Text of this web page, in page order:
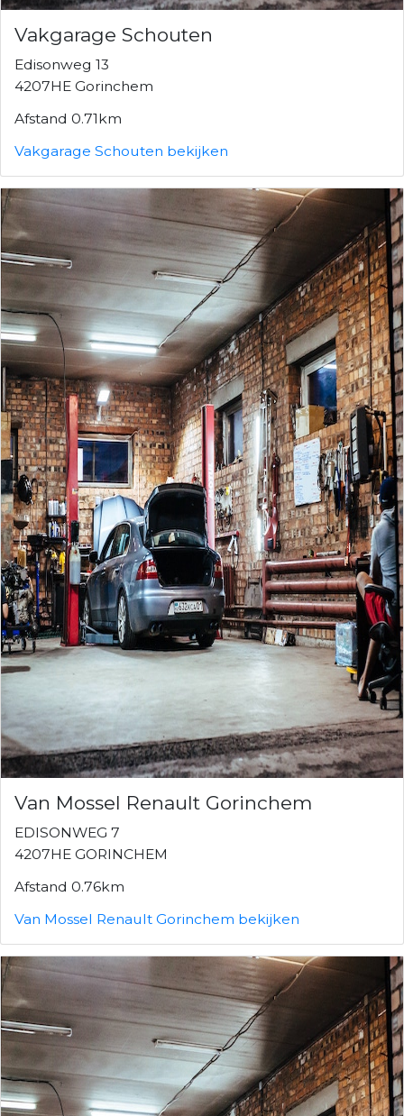
Vakgarage Schouten
Edisonweg 13
4207HE Gorinchem
Afstand 0.71km
Vakgarage Schouten bekijken
Van Mossel Renault Gorinchem
EDISONWEG 7
4207HE GORINCHEM
Afstand 0.76km
Van Mossel Renault Gorinchem bekijken